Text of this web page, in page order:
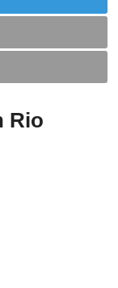
Rio